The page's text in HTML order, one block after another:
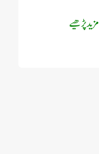
مزید پڑھیے